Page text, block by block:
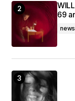
69
news